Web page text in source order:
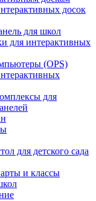
досок
для школ
для интерактивных
(OPS)
для
для детского сада
и классы